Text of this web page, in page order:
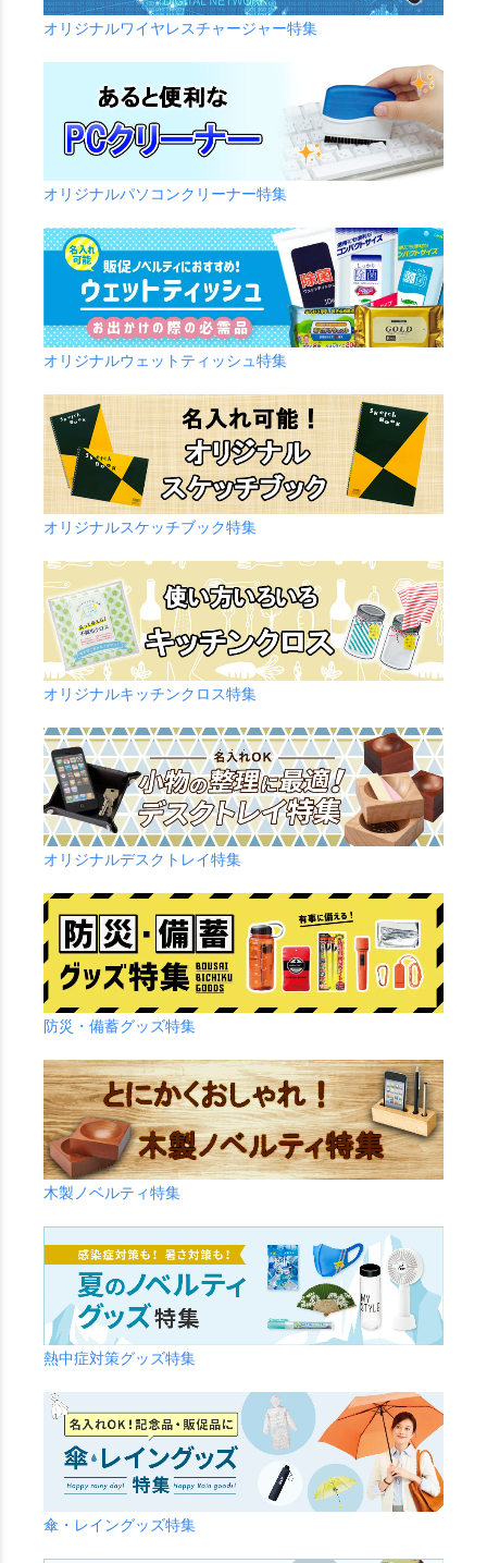
オリジナルワイヤレスチャージャー特集
オリジナルパソコンクリーナー特集
オリジナルウェットティッシュ特集
オリジナルスケッチブック特集
オリジナルキッチンクロス特集
オリジナルデスクトレイ特集
防災・備蓄グッズ特集
木製ノベルティ特集
熱中症対策グッズ特集
傘・レイングッズ特集